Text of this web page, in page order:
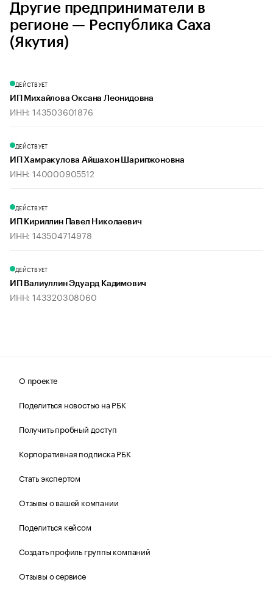
Другие предприниматели в
регионе — Республика Саха
(Якутия)
ДЕЙСТВУЕТ
ИП Михайлова Оксана Леонидовна
ИНН: 143503601876
ДЕЙСТВУЕТ
ИП Хамракулова Айшахон Шарипжоновна
ИНН: 140000905512
ДЕЙСТВУЕТ
ИП Кириллин Павел Николаевич
ИНН: 143504714978
ДЕЙСТВУЕТ
ИП Валиуллин Эдуард Кадимович
ИНН: 143320308060
О проекте
Поделиться новостью на РБК
Получить пробный доступ
Корпоративная подписка РБК
Стать экспертом
Отзывы о вашей компании
Поделиться кейсом
Создать профиль группы компаний
Отзывы о сервисе